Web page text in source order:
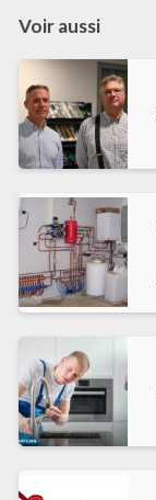
Voir aussi